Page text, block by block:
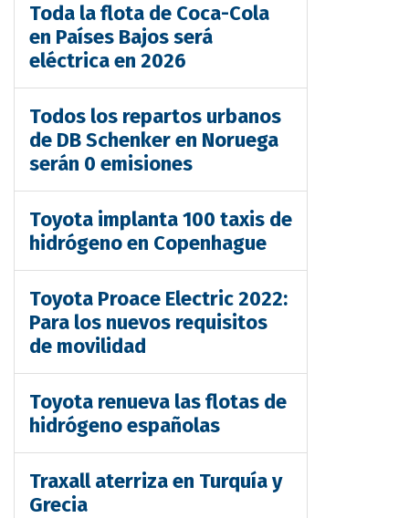
Toda la flota de Coca-Cola
en Países Bajos será
eléctrica en 2026
Todos los repartos urbanos
de DB Schenker en Noruega
serán 0 emisiones
Toyota implanta 100 taxis de
hidrógeno en Copenhague
Toyota Proace Electric 2022:
Para los nuevos requisitos
de movilidad
Toyota renueva las flotas de
hidrógeno españolas
Traxall aterriza en Turquía y
Grecia